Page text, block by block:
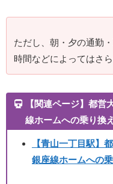
ただし、朝・夕の通勤
時間などによってはさ
【関連ページ】都営
線ホームへの乗り換
【青山一丁目駅】
銀座線ホームへの